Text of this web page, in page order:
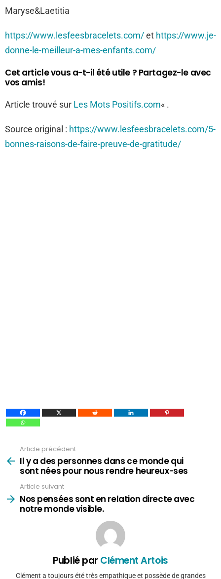
Maryse&Laetitia
https://www.lesfeesbracelets.com/et https://www.je-
donne-le-meilleur-a-mes-enfants.com/
Cet article vous a-t-il été utile ? Partagez-le avec
vos amis!
Article trouvé sur Les Mots Positifs.com« .
Source original : https://www.lesfeesbracelets.com/5-
bonnes-raisons-de-faire-preuve-de-gratitude/
plus
Article précédent
Il y a des personnes dans ce monde qui
sont nées pour nous rendre heureux-ses
Article suivant
Nos pensées sont en relation directe avec
notre monde visible.
Publié par Clément Artois
Clément a toujours été très empathique et possède de grandes